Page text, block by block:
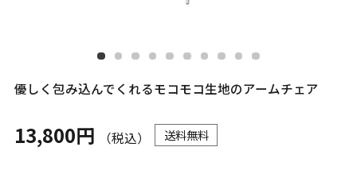
優しく包み込んでくれるモコモコ生地のアームチェア
13,800円 （税込） 送料無料